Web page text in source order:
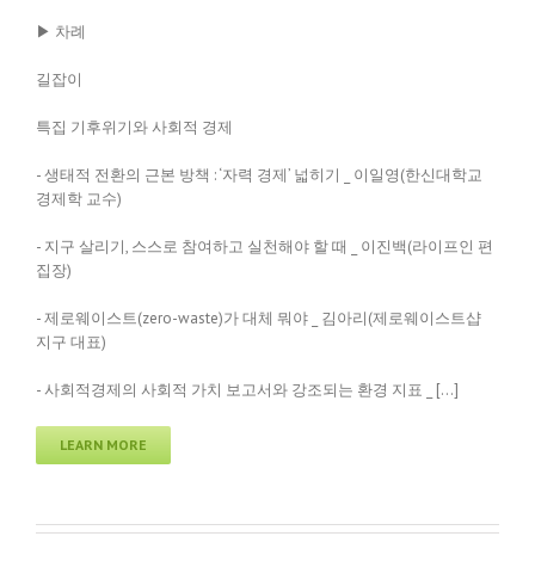
▶ 차례
길잡이
특집 기후위기와 사회적 경제
- 생태적 전환의 근본 방책 : ‘자력 경제’ 넓히기 _ 이일영(한신대학교
경제학 교수)
- 지구 살리기, 스스로 참여하고 실천해야 할 때 _ 이진백(라이프인 편
집장)
- 제로웨이스트(zero-waste)가 대체 뭐야 _ 김아리(제로웨이스트샵
지구 대표)
- 사회적경제의 사회적 가치 보고서와 강조되는 환경 지표 _ […]
LEARN MORE